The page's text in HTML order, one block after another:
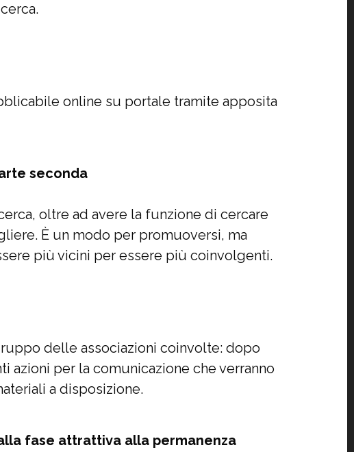
online su portale tramite apposita
seconda
oltre ad avere la funzione di cercare
È un modo per promuoversi, ma
più vicini per essere più coinvolgenti.
delle associazioni coinvolte: dopo
azioni per la comunicazione che verranno
a disposizione.
fase attrattiva alla permanenza